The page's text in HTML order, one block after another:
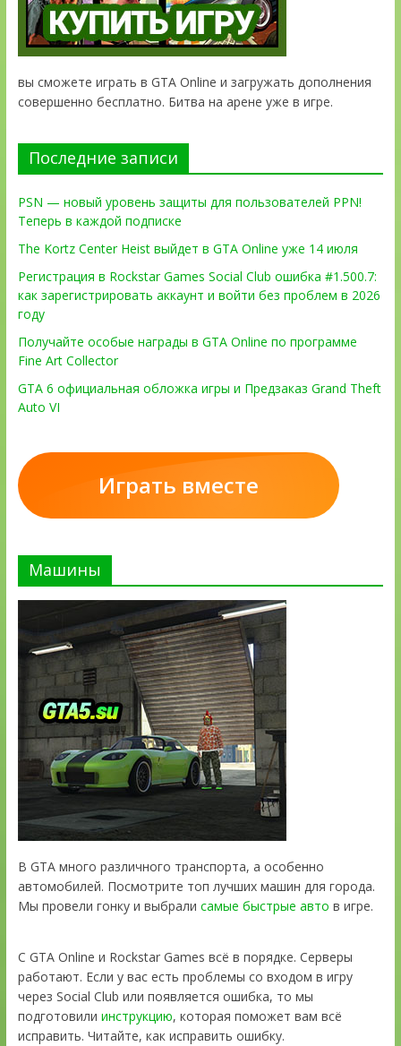
вы сможете играть в GTA Online и загружать дополнения
совершенно бесплатно. Битва на арене уже в игре.
Последние записи
PSN — новый уровень защиты для пользователей PPN!
Теперь в каждой подписке
The Kortz Center Heist выйдет в GTA Online уже 14 июля
Регистрация в Rockstar Games Social Club ошибка #1.500.7:
как зарегистрировать аккаунт и войти без проблем в 2026
году
Получайте особые награды в GTA Online по программе
Fine Art Collector
GTA 6 официальная обложка игры и Предзаказ Grand Theft
Auto VI
Играть вместе
Машины
В GTA много различного транспорта, а особенно
автомобилей. Посмотрите топ лучших машин для города.
Мы провели гонку и выбрали самые быстрые авто в игре.
С GTA Online и Rockstar Games всё в порядке. Серверы
работают. Если у вас есть проблемы со входом в игру
через Social Club или появляется ошибка, то мы
подготовили инструкцию, которая поможет вам всё
исправить. Читайте, как исправить ошибку.